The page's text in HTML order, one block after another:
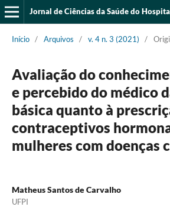
Início / Arquivos / v. 4 n. 3 (2021) /
Avaliação do
e percebido do médico
básica quanto à
contraceptivos
mulheres com doenças
Matheus Santos de Carvalho
UFPI